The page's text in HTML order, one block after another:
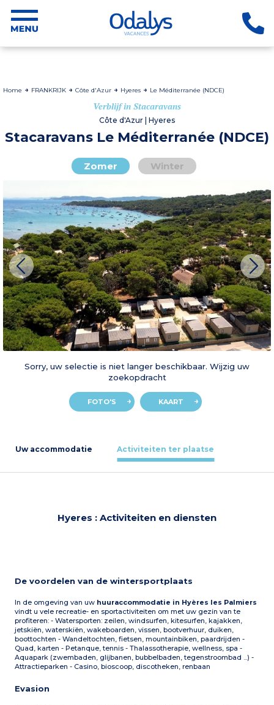
Home FRANKRIJK Côte d'Azur Hyeres Le Méditerranée (NDCE)
Verblijf in Stacaravans
Côte d'Azur | Hyeres
Stacaravans Le Méditerranée (NDCE)
Zomer Winter
Sorry, uw selectie is niet langer beschikbaar. Wijzig uw
zoekopdracht
FOTO'S KAART
Uw accommodatie Activiteiten ter plaatse
Hyeres : Activiteiten en diensten
De voordelen van de wintersportplaats
In de omgeving van uw huuraccommodatie in Hyères les Palmiers
vindt u vele recreatie- en sportactiviteiten om met uw gezin van te
profiteren: - Watersporten: zeilen, windsurfen, kitesurfen, kajakken,
jetskiën, waterskiën, wakeboarden, vissen, bootverhuur, duiken,
boottochten - Wandeltochten, fietsen, mountainbiken, paardrijden -
Quad, karten - Petanque, tennis - Thalassotherapie, wellness, spa -
Aquapark (zwembaden, glijbanen, bubbelbaden, tegenstroombad ...) -
Attractieparken - Casino, bioscoop, discotheken, renbaan
Evasion